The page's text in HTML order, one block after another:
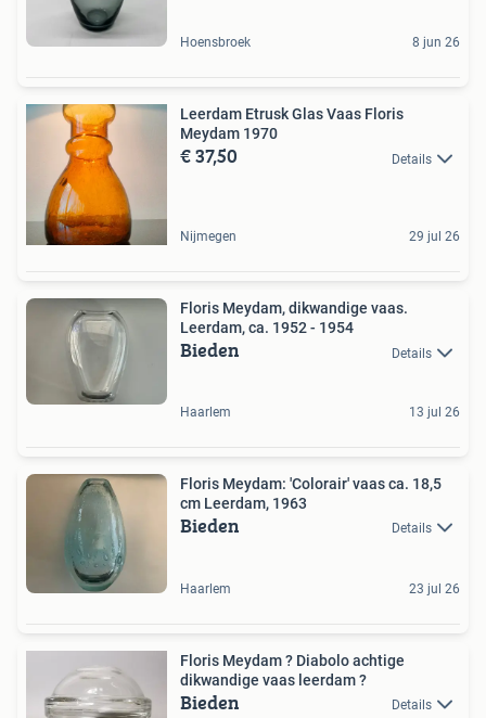
Hoensbroek 8 jun 26
Leerdam Etrusk Glas Vaas Floris
Meydam 1970
€ 37,50 Details
Nijmegen 29 jul 26
Floris Meydam, dikwandige vaas.
Leerdam, ca. 1952 - 1954
Bieden Details
Haarlem 13 jul 26
Floris Meydam: 'Colorair' vaas ca. 18,5
cm Leerdam, 1963
Bieden Details
Haarlem 23 jul 26
Floris Meydam ? Diabolo achtige
dikwandige vaas leerdam ?
Bieden Details